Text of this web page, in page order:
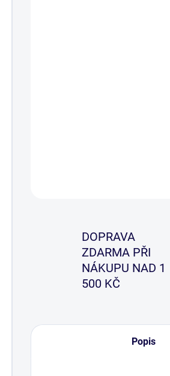
DOPRAVA
ZDARMA PŘI
NÁKUPU NAD 1
500 KČ
Popis